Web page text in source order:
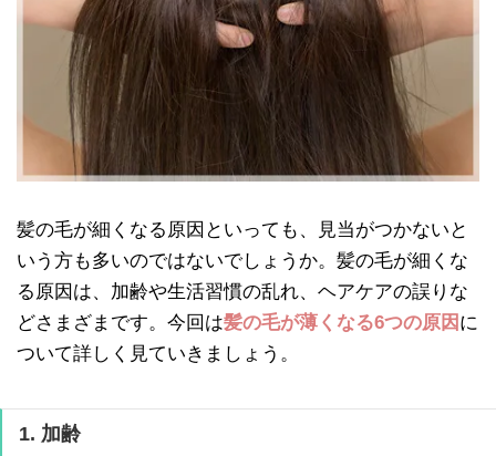
髪の毛が細くなる原因といっても、見当がつかないと
いう方も多いのではないでしょうか。髪の毛が細くな
る原因は、加齢や生活習慣の乱れ、ヘアケアの誤りな
どさまざまです。今回は髪の毛が薄くなる6つの原因 に
ついて詳しく見ていきましょう。
1. 加齢